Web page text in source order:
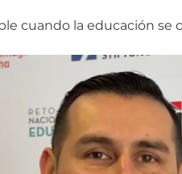
cuando la educación